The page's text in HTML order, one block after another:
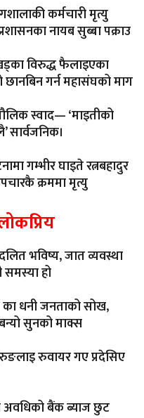
कर्मचारी मृत्यु
नायब सुब्बा पक्राउ
विरुद्ध फैलाइएका
छानबिन गर्न महासंघको माग
स्वाद— ‘माइतीको
सार्वजनिक।
गम्भीर घाइते रत्नबहादुर
क्रममा मृत्यु
भविष्य, जात व्यवस्था
समस्या हो
धनी जनताको सोख,
सुनको माक्स
रुवायर गए प्रदेसिए
बैंक ब्याज छुट